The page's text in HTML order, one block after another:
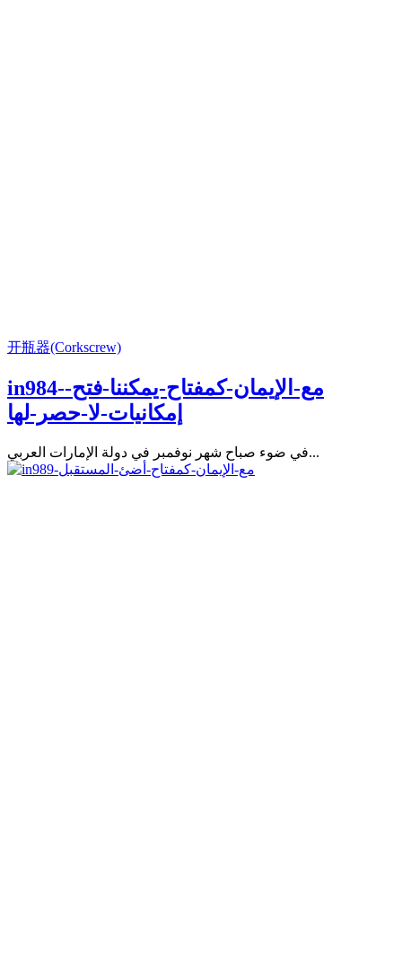
开瓶器(Corkscrew)
in984-مع-الإيمان-كمفتاح-يمكننا-فتح-
إمكانيات-لا-حصر-لها
في ضوء صباح شهر نوفمبر في دولة الإمارات العربي...